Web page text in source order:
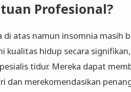
Profesional?
di atas namun insomnia masih
kualitas hidup secara
tidur. Mereka dapat
dan merekomendasikan